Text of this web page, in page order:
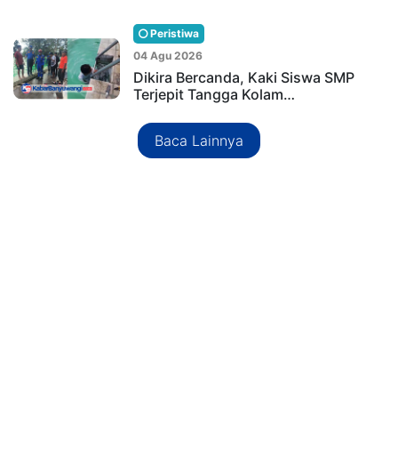
Peristiwa
04 Agu 2026
Dikira Bercanda, Kaki Siswa SMP
Terjepit Tangga Kolam…
Baca Lainnya